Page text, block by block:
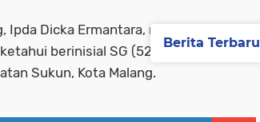
Ipda Dicka Ermantara, mengatakan
berinisial SG (52), warga Jalan S
Sukun, Kota Malang.
Berita Terbaru